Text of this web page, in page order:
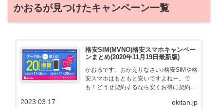
かおるが見つけたキャンペーン一覧
格安SIM(MVNO)格安スマホキャンペー
ンまとめ(2020年11月19日最新版)
かおるです。おかえりなさい♪格安SIMや格
安スマホはもともと安いですよねー。で
も！どうせ契約するなら安くお得に契約し
る自身も、そういう案件を常に狙ってます
okitan.jp
2023.03.17